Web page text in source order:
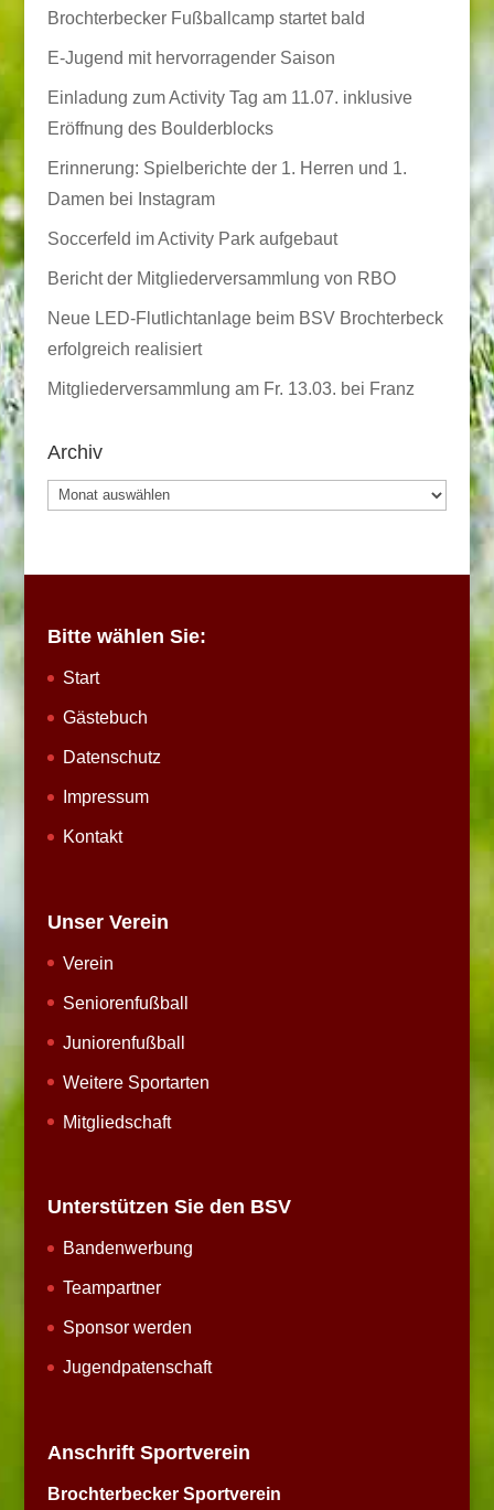
Brochterbecker Fußballcamp startet bald
E-Jugend mit hervorragender Saison
Einladung zum Activity Tag am 11.07. inklusive
Eröffnung des Boulderblocks
Erinnerung: Spielberichte der 1. Herren und 1.
Damen bei Instagram
Soccerfeld im Activity Park aufgebaut
Bericht der Mitgliederversammlung von RBO
Neue LED-Flutlichtanlage beim BSV Brochterbeck
erfolgreich realisiert
Mitgliederversammlung am Fr. 13.03. bei Franz
Archiv
Archiv
Bitte wählen Sie:
Start
Gästebuch
Datenschutz
Impressum
Kontakt
Unser Verein
Verein
Seniorenfußball
Juniorenfußball
Weitere Sportarten
Mitgliedschaft
Unterstützen Sie den BSV
Bandenwerbung
Teampartner
Sponsor werden
Jugendpatenschaft
Anschrift Sportverein
Brochterbecker Sportverein